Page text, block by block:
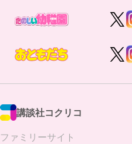
講談社コクリコ
ファミリーサイト